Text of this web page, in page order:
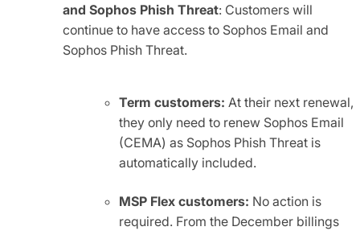
and Sophos Phish Threat: Customers will
continue to have access to Sophos Email and
Sophos Phish Threat.
Term customers: At their next renewal,
they only need to renew Sophos Email
(CEMA) as Sophos Phish Threat is
automatically included.
MSP Flex customers: No action is
required. From the December billings